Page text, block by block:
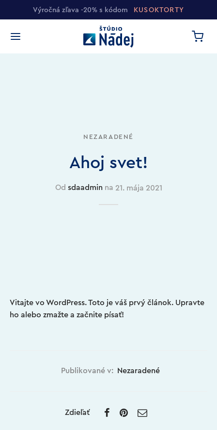
Výročná zľava -20% s kódom KUSOKTORTY
NEZARADENÉ
Ahoj svet!
Od sdaadmin na 21. mája 2021
Vitajte vo WordPress. Toto je váš prvý článok. Upravte
ho alebo zmažte a začnite písať!
Publikované v: Nezaradené
Zdieľať